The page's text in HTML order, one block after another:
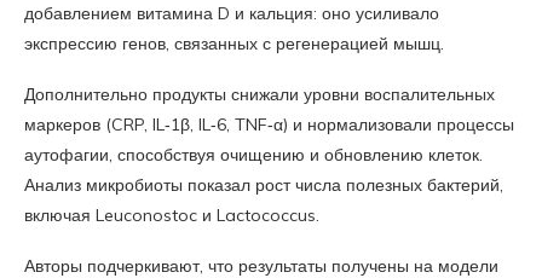
добавлением витамина D и кальция: оно усиливало
экспрессию генов, связанных с регенерацией мышц.
Дополнительно продукты снижали уровни воспалительных
маркеров (CRP, IL‑1β, IL‑6, TNF‑α) и нормализовали процессы
аутофагии, способствуя очищению и обновлению клеток.
Анализ микробиоты показал рост числа полезных бактерий,
включая Leuconostoc и Lactococcus.
Авторы подчеркивают, что результаты получены на модели